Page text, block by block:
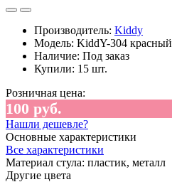
Производитель: Kiddy
Модель: KiddY-304 красный
Наличие: Под заказ
Купили: 15 шт.
Розничная цена:
100 руб.
Нашли дешевле?
Основные характеристики
Все характеристики
Материал стула: пластик, металл
Другие цвета